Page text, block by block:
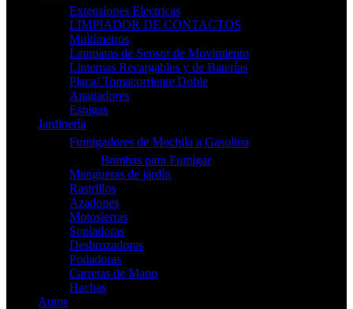
Extensiones Electricas
LIMPIADOR DE CONTACTOS
Multímetros
Lamparas de Sensor de Movimiento
Linternas Recargables y de Baterías
Placa/ Tomacorriente Doble
Apagadores
Espigas
Jardinería
Fumigadores de Mochila a Gasolina
Bombas para Fumigar
Mangueras de jardín
Rastrillos
Azadones
Motosierras
Sopladoras
Desbrozadoras
Podadoras
Carretas de Mano
Hachas
Autos